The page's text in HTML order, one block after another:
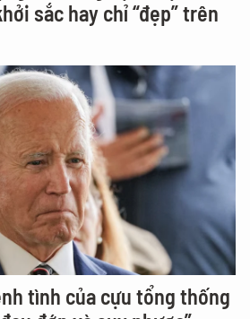
sắc hay chỉ “đẹp” trên
tình của cựu tổng thống